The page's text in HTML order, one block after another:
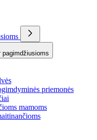
pagimdžiusioms
priemonės
mamoms